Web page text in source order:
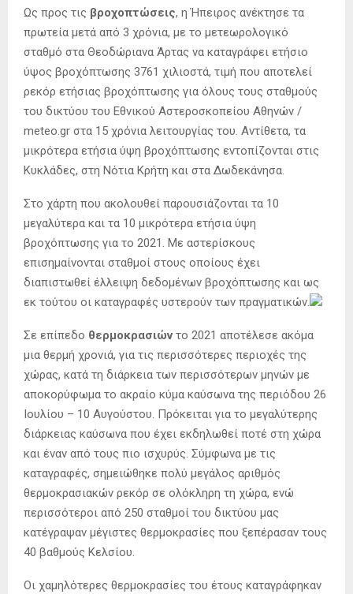
Ως προς τις βροχοπτώσεις, η Ήπειρος ανέκτησε τα
πρωτεία μετά από 3 χρόνια, με το μετεωρολογικό
σταθμό στα Θεοδώριανα Άρτας να καταγράφει ετήσιο
ύψος βροχόπτωσης 3761 χιλιοστά, τιμή που αποτελεί
ρεκόρ ετήσιας βροχόπτωσης για όλους τους σταθμούς
του δικτύου του Εθνικού Αστεροσκοπείου Αθηνών /
meteo.gr στα 15 χρόνια λειτουργίας του. Αντίθετα, τα
μικρότερα ετήσια ύψη βροχόπτωσης εντοπίζονται στις
Κυκλάδες, στη Νότια Κρήτη και στα Δωδεκάνησα.
Στο χάρτη που ακολουθεί παρουσιάζονται τα 10
μεγαλύτερα και τα 10 μικρότερα ετήσια ύψη
βροχόπτωσης για το 2021. Με αστερίσκους
επισημαίνονται σταθμοί στους οποίους έχει
διαπιστωθεί έλλειψη δεδομένων βροχόπτωσης και ως
εκ τούτου οι καταγραφές υστερούν των πραγματικών.
Σε επίπεδο θερμοκρασιώντο 2021 αποτέλεσε ακόμα
μια θερμή χρονιά, για τις περισσότερες περιοχές της
χώρας, κατά τη διάρκεια των περισσότερων μηνών με
αποκορύφωμα το ακραίο κύμα καύσωνα της περιόδου 26
Ιουλίου – 10 Αυγούστου. Πρόκειται για το μεγαλύτερης
διάρκειας καύσωνα που έχει εκδηλωθεί ποτέ στη χώρα
και έναν από τους πιο ισχυρύς. Σύμφωνα με τις
καταγραφές, σημειώθηκε πολύ μεγάλος αριθμός
θερμοκρασιακών ρεκόρ σε ολόκληρη τη χώρα, ενώ
περισσότεροι από 250 σταθμοί του δικτύου μας
κατέγραψαν μέγιστες θερμοκρασίες που ξεπέρασαν τους
40 βαθμούς Κελσίου.
Οι χαμηλότερες θερμοκρασίες του έτους καταγράφηκαν